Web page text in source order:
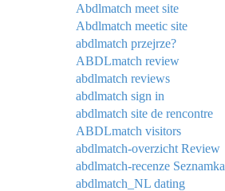
Abdlmatch meet site
Abdlmatch meetic site
abdlmatch przejrze?
ABDLmatch review
abdlmatch reviews
abdlmatch sign in
abdlmatch site de rencontre
ABDLmatch visitors
abdlmatch-overzicht Review
abdlmatch-recenze Seznamka
abdlmatch_NL dating